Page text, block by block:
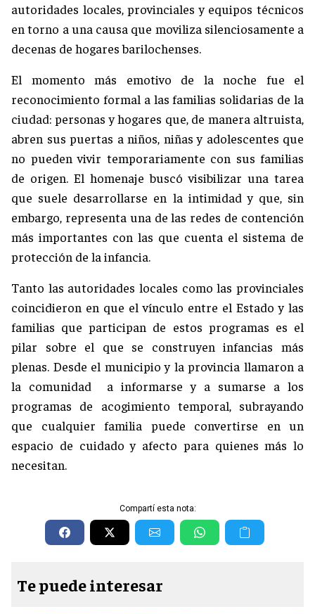
autoridades locales, provinciales y equipos técnicos
en torno a una causa que moviliza silenciosamente a
decenas de hogares barilochenses.
El momento más emotivo de la noche fue el
reconocimiento formal a las familias solidarias de la
ciudad: personas y hogares que, de manera altruista,
abren sus puertas a niños, niñas y adolescentes que
no pueden vivir temporariamente con sus familias
de origen. El homenaje buscó visibilizar una tarea
que suele desarrollarse en la intimidad y que, sin
embargo, representa una de las redes de contención
más importantes con las que cuenta el sistema de
protección de la infancia.
Tanto las autoridades locales como las provinciales
coincidieron en que el vínculo entre el Estado y las
familias que participan de estos programas es el
pilar sobre el que se construyen infancias más
plenas. Desde el municipio y la provincia llamaron a
la comunidad a informarse y a sumarse a los
programas de acogimiento temporal, subrayando
que cualquier familia puede convertirse en un
espacio de cuidado y afecto para quienes más lo
necesitan.
Compartí esta nota:
Te puede interesar